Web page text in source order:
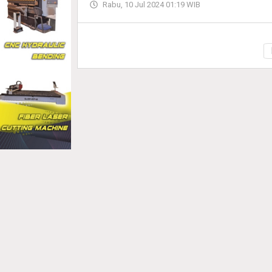
Rabu, 10 Jul 2024 01:19 WIB